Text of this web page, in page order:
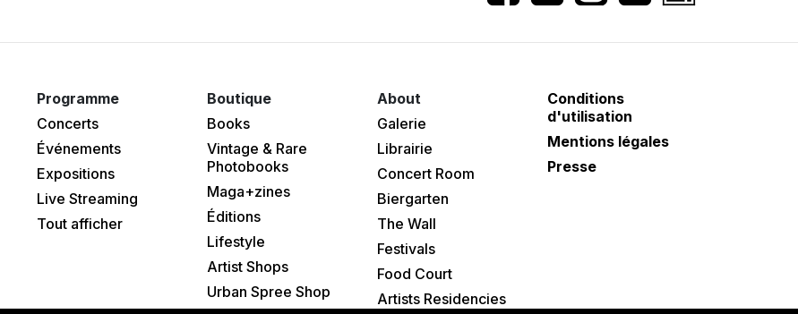
Programme
Concerts
Événements
Expositions
Live Streaming
Tout afficher
Boutique
Books
Vintage & Rare
Photobooks
Maga+zines
Éditions
Lifestyle
Artist Shops
Urban Spree Shop
About
Galerie
Librairie
Concert Room
Biergarten
The Wall
Festivals
Food Court
Artists Residencies
Conditions
d'utilisation
Mentions légales
Presse